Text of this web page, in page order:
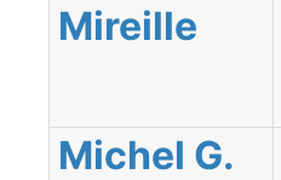
Mireille
Michel G.